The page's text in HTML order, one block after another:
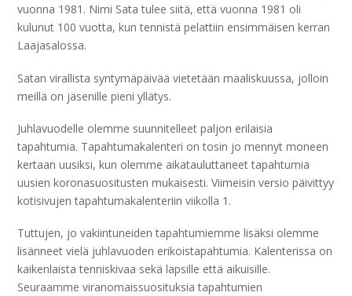
vuonna 1981. Nimi Sata tulee siitä, että vuonna 1981 oli
kulunut 100 vuotta, kun tennistä pelattiin ensimmäisen kerran
Laajasalossa.
Satan virallista syntymäpäivää vietetään maaliskuussa, jolloin
meillä on jäsenille pieni yllätys.
Juhlavuodelle olemme suunnitelleet paljon erilaisia
tapahtumia. Tapahtumakalenteri on tosin jo mennyt moneen
kertaan uusiksi, kun olemme aikatauluttaneet tapahtumia
uusien koronasuositusten mukaisesti. Viimeisin versio päivittyy
kotisivujen tapahtumakalenteriin viikolla 1.
Tuttujen, jo vakiintuneiden tapahtumiemme lisäksi olemme
lisänneet vielä juhlavuoden erikoistapahtumia. Kalenterissa on
kaikenlaista tenniskivaa sekä lapsille että aikuisille.
Seuraamme viranomaissuosituksia tapahtumien